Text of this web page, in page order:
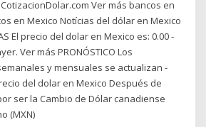
Ver más bancos en
en Mexico Notícias del dólar en Mexico
El precio del dolar en Mexico es: 0.00 -
Ver más PRONÓSTICO Los
y mensuales se actualizan -
del dolar en Mexico Después de
ser la Cambio de Dólar canadiense
(MXN)